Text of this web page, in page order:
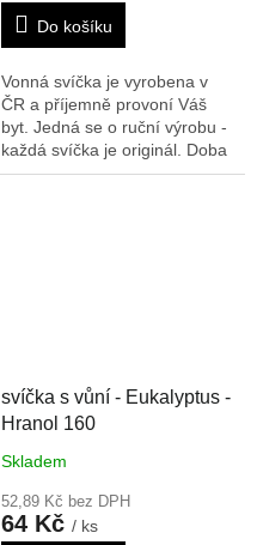
Do košíku
Vonná svíčka je vyrobena v
ČR a příjemně provoní Váš
byt. Jedná se o ruční výrobu -
každá svíčka je originál. Doba
hoření: 34 h,Rozměry V/Š/H:
svíčka s vůní - Eukalyptus -
Hranol 160
Skladem
52,89 Kč bez DPH
64 Kč / ks